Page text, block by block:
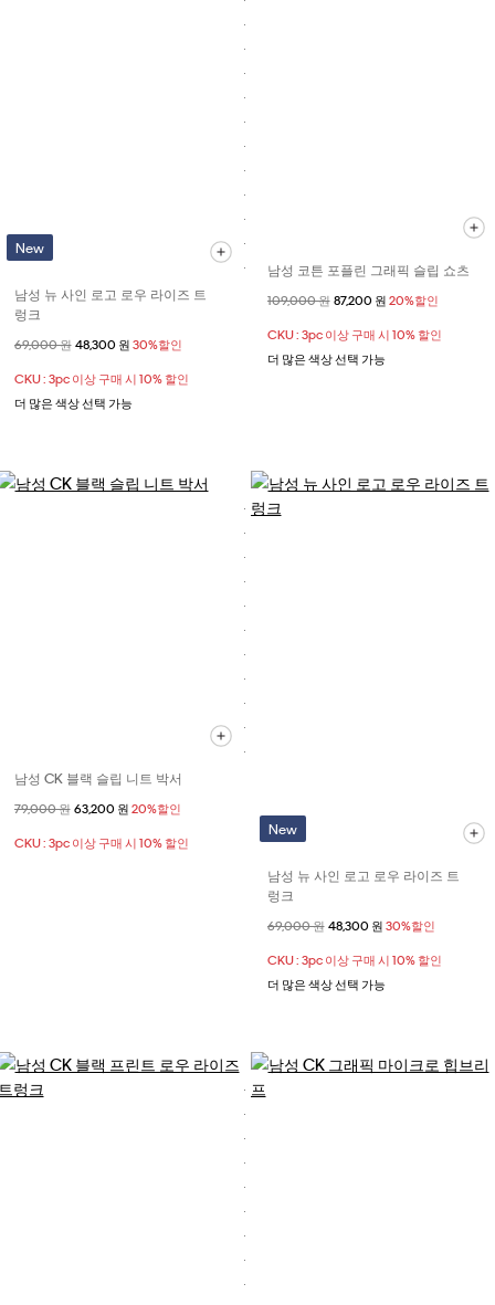
New
남성 뉴 사인 로고 로우 라이즈 트
렁크
할인 전 가격
69,000 원할인된 가격
48,300 원 30%할인
CKU : 3pc 이상 구매 시 10% 할인
더 많은 색상 선택 가능
남성 코튼 포플린 그래픽 슬립 쇼츠
할인 전 가격
109,000 원할인된 가격
87,200 원 20%할인
CKU : 3pc 이상 구매 시 10% 할인
더 많은 색상 선택 가능
남성 CK 블랙 슬립 니트 박서
할인 전 가격
79,000 원할인된 가격
63,200 원 20%할인
CKU : 3pc 이상 구매 시 10% 할인
New
남성 뉴 사인 로고 로우 라이즈 트
렁크
할인 전 가격
69,000 원할인된 가격
48,300 원 30%할인
CKU : 3pc 이상 구매 시 10% 할인
더 많은 색상 선택 가능